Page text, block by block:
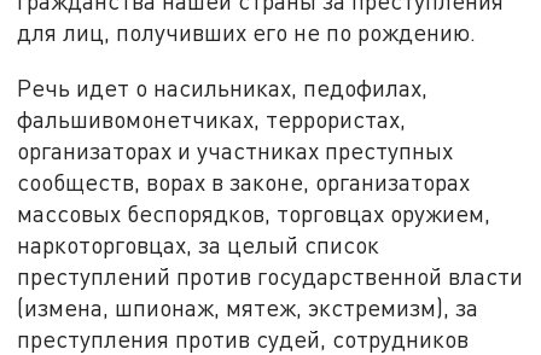
для лиц, получивших его не по рождению.
Речь идет о насильниках, педофилах,
фальшивомонетчиках, террористах,
организаторах и участниках преступных
сообществ, ворах в законе, организаторах
массовых беспорядков, торговцах оружием,
наркоторговцах, за целый список
преступлений против государственной власти
(измена, шпионаж, мятеж, экстремизм), за
преступления против судей, сотрудников